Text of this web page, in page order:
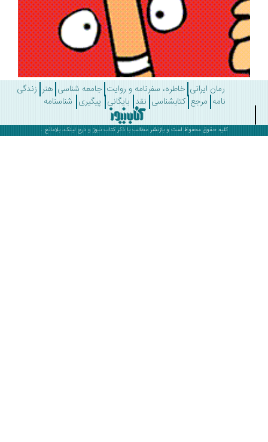
رمان ایرانی خاطره، سفرنامه و روایت جامعه شناسی هنر زندگی
مرجع کتابشناسی نقد بایگانی پیگیری شناسنامه
کلیه حقوق محفوظ است و بازنشر مطالب با ذکرکتاب نیوزو درج لینک، بلامانع .